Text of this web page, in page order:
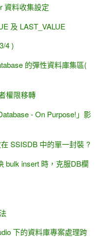
資料收集設定
及 LAST_VALUE
4 )
的彈性資料庫集區(
權限移轉
- On Purpose!」影
SSISDB 中的單一封裝 ?
bulk insert 時，克服DB欄
下的資料庫專案處理跨